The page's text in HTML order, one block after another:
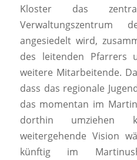
Kloster das
Verwaltungszentrum
angesiedelt wird,
des leitenden Pfarrers
weitere Mitarbeitende.
dass das regionale
das momentan im
dorthin umziehen
weitergehende Vision
künftig im